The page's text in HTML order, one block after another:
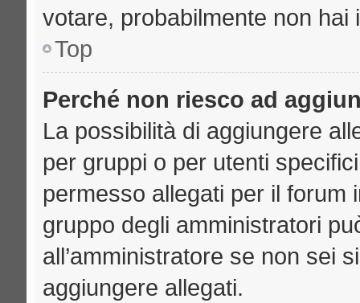
votare, probabilmente non hai
Top
Perché non riesco ad
La possibilità di aggiungere
per gruppi o per utenti
permesso allegati per il forum
gruppo degli amministratori
all’amministratore se non sei
aggiungere allegati.